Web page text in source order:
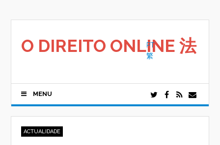
O DIREITO ONLINE 法
PT
繁
MENU
ACTUALIDADE